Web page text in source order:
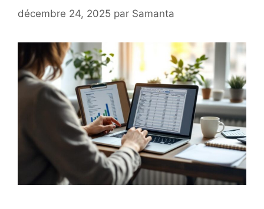
décembre 24, 2025 par Samanta